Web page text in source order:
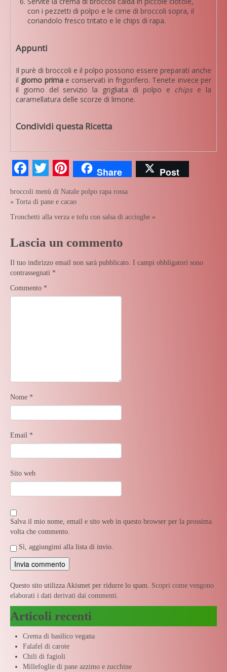
con i pezzetti di polpo e le cime di broccoli sopra, il
coriandolo fresco tritato e le chips di rapa.
Appunti
Il purè di broccoli e il polpo possono essere preparati anche
il giorno primae conservati in frigorifero. Tenete invece per
il giorno del servizio la grigliata di polpo e chipse la
caramellatura delle scorze di limone.
Condividi questa Ricetta
Facebook
TwitterPinterest
Share Post
broccoli menù di Natale polpo rapa rossa
« Torta di pane e cacao
Tronchetti alla verza e tofu con salsa di acciughe »
Lascia un commento
Il tuo indirizzo email non sarà pubblicato. I campi obbligatori sono
contrassegnati *
Commento *
Nome *
Email *
Sito web
Salva il mio nome, email e sito web in questo browser per la prossima
volta che commento.
Sì, aggiungimi alla lista di invio.
Questo sito utilizza Akismet per ridurre lo spam. Scopri come vengono
elaborati i dati derivati dai commenti
Articoli recenti
Crema di basilico vegana
Falafel di carote
Chili di fagioli
Millefoglie di pane azzimo e zucchine